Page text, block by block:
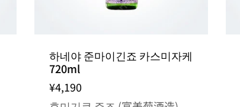
하네야 준마이긴죠 카스미자케
720ml
¥4,190